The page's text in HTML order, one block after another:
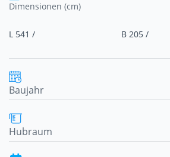
Dimensionen (cm)
L 541 / B 205 /
Baujahr
Hubraum